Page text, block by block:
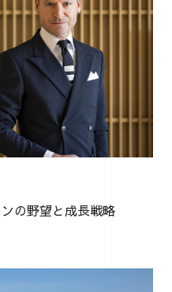
の野望と成長戦略